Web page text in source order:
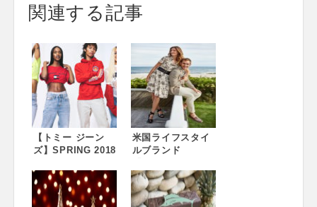
関連する記事
【トミー ジーン
ズ】SPRING 2018
プセルコレクショ
ン発売
米国ライフスタイ
ルブランド
Bahama」、限定
商品を含めたPOP-
UPショップを新宿